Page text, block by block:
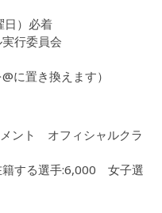
日）必着
行委員会
置き換えます）
ント オフィシャルクラ
籍する選手:6,000 女子選